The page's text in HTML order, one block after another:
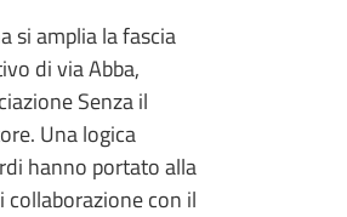
si amplia la fascia
di via Abba,
Senza il
Una logica
hanno portato alla
collaborazione con il